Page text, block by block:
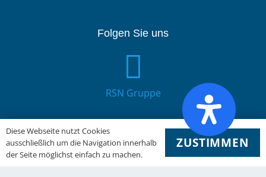
Folgen Sie uns
RSN Gruppe
YouTube
Diese Webseite nutzt Cookies
ausschließlich um die Navigation innerhalb
der Seite möglichst einfach zu machen.
ZUSTIMMEN